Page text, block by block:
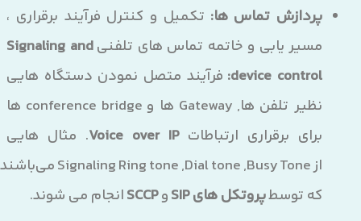
پردازش تماس ها: تکمیل و کنترل فرآیند برقراری ،
مسیر یابی و خاتمه تماس های تلفنیSignaling and
device control: فرآیند متصل نمودن دستگاه هایی
نظیر تلفن ها, Gateway ها و conference bridge ها
برای برقراری ارتباطات Voice over IP. مثال هایی
از Signaling Ring tone ,Dial tone ,Busy Tone می‌باشند
که توسطپروتکل های SIP وSCCPانجام می شوند.